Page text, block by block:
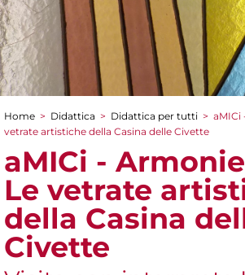
Tu sei qui
Home > Didattica > Didattica per tutti > aMICi
vetrate artistiche della Casina delle Civette
aMICi -
Le vetrate
della Casina
Civette